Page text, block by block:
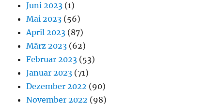
Juni 2023 (1)
Mai 2023 (56)
April 2023 (87)
März 2023 (62)
Februar 2023 (53)
Januar 2023 (71)
Dezember 2022 (90)
November 2022 (98)